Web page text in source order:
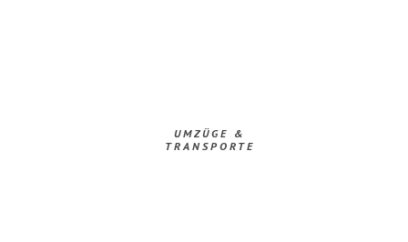
UMZÜGE &
TRANSPORTE